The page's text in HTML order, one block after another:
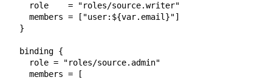
    role    = "roles/source.writer"
    members = ["user:${var.email}"]
  }
  binding {
    role = "roles/source.admin"
    members = [